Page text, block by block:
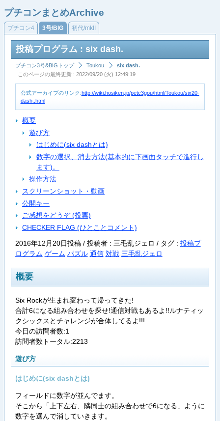
プチコンまとめArchive
プチコン4 3号/BIG 初代/mkII
投稿プログラム : six dash.
プチコン3号&BIGトップ Toukou
six dash.
このページの最終更新 : 2022/09/20 (火) 12:49:19
公式アーカイブのリンク:http://wiki.hosiken.jp/petc3gou/html/Toukou/six20-
dash..html
概要
遊び方
はじめに(six dashとは)
数字の選択、消去方法(基本的に下画面タッチで進行し
ます)。
操作方法
スクリーンショット・動画
公開キー
ご感想をどうぞ (投票)
CHECKER FLAG (ひとことコメント)
2016年12月20日投稿 / 投稿者 : 三毛乱ジェロ / タグ : 投稿プ
ログラム ゲーム パズル 通信 対戦 三毛乱ジェロ
概要
Six Rockが生まれ変わって帰ってきた!
合計6になる組み合わせを探せ!通信対戦もあるよ!!ルナティッ
クシックスとチャレンジが合体してるよ!!!
今日の訪問者数:1
訪問者数トータル:2213
遊び方
はじめに(six dashとは)
フィールドに数字が並んでます。
そこから「上下左右、隣同士の組み合わせで6になる」ように
数字を選んで消していきます。